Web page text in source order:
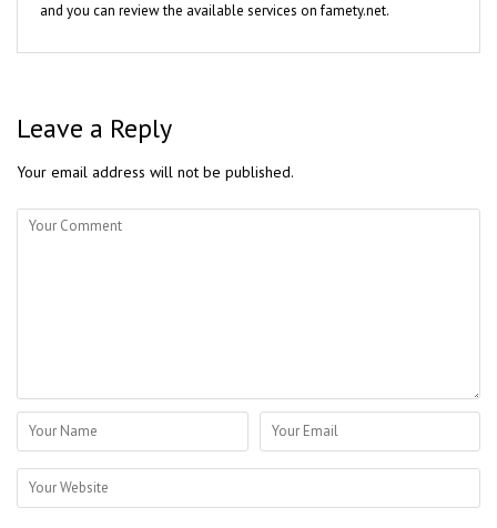
and you can review the available services on famety.net.
Leave a Reply
Your email address will not be published.